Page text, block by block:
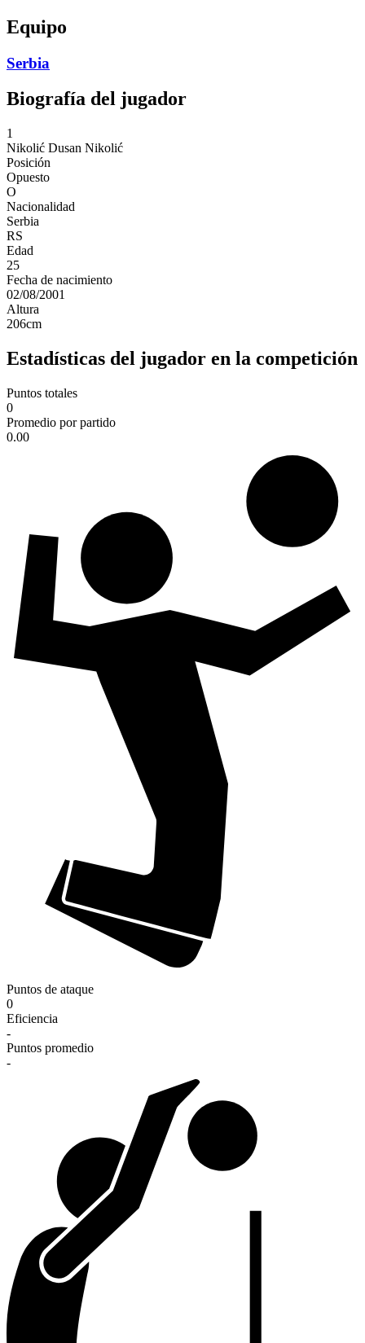
Equipo
Serbia
Biografía del jugador
1
Nikolić Dusan Nikolić
Posición
Opuesto
O
Nacionalidad
Serbia
RS
Edad
25
Fecha de nacimiento
02/08/2001
Altura
206cm
Estadísticas del jugador en la competición
Puntos totales
0
Promedio por partido
0.00
Puntos de ataque
0
Eficiencia
-
Puntos promedio
-